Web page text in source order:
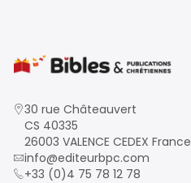
30 rue Châteauvert
CS 40335
26003 VALENCE CEDEX France
info@editeurbpc.com
+33 (0)4 75 78 12 78